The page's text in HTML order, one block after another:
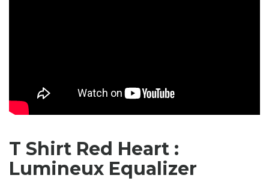
T Shirt Red Heart :
Lumineux Equalizer